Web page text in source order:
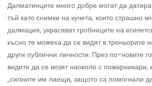
Далматинците много добре могат да
тъй като снимки на кучета, които страшно
далмация, украсяват гробниците на
късно те можеха да се видят в треньорите
други публични личности. През по-новите
видите да се возят наоколо с пожарникари,
„силните им лаещи, защото са помогнали